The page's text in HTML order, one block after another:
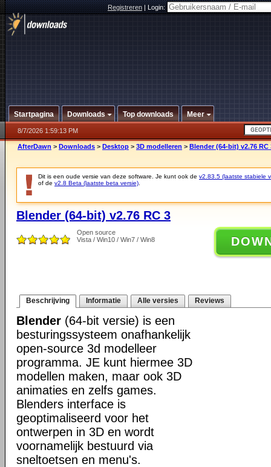
Registreren|Login:
Startpagina Downloads Top downloads Meer
8/7/2026 1:59:13 PM
AfterDawn > Downloads > Desktop > 3D modelleren > Blender (64-bit) v2.76 RC
Dit is een oude versie van deze software. Je kunt ook de v2.83.5 (laatste stabiele
of de v2.8 Beta (laatste beta versie)
Blender (64-bit) v2.76 RC 3
Open source
Vista / Win10 / Win7 / Win8
Beschrijving Informatie Alle versies Reviews
Blender (64-bit versie) is een
besturingssysteem onafhankelijk
open-source 3d modelleer
programma. JE kunt hiermee 3D
modellen maken, maar ook 3D
animaties en zelfs games.
Blenders interface is
geoptimaliseerd voor het
ontwerpen in 3D en wordt
voornamelijk bestuurd via
sneltoetsen en menu's.